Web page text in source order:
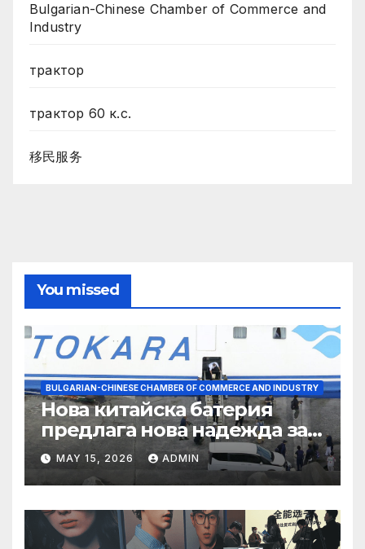
Bulgarian-Chinese Chamber of Commerce and
Industry
трактор
трактор 60 к.с.
移民服务
You missed
BULGARIAN-CHINESE CHAMBER OF COMMERCE AND INDUSTRY
Нова китайска батерия
предлага нова надежда за
съхранение на водород
MAY 15, 2026 ADMIN